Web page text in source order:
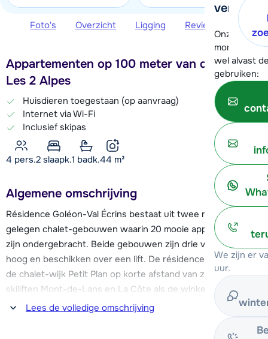
verder!
Onze
moment
wel alvast
gebruiken:
We zijn er
uur.
Foto's Overzicht Ligging Reviews
Appartementen op 100 meter van de piste in
Les 2 Alpes
Huisdieren toegestaan (op aanvraag)
Internet via Wi-Fi
Inclusief skipas
4 pers.2 slaapk.1 badk.44 m²
Algemene omschrijving
Résidence Goléon-Val Écrins bestaat uit twee naast elkaar
gelegen chalet-gebouwen waarin 20 mooie appartementen
zijn ondergebracht. Beide gebouwen zijn drie verdiepingen
hoog en beschikken over een lift. De résidence is gelegen in
de chalet-wijk Petit Plan op korte afstand van zowel de
skiliften Mont-de-Lans en La Côte als de winkels. De piste
vind je op ca. 100 meter en de skibus naar het centrum stopt
Lees de volledige omschrijving